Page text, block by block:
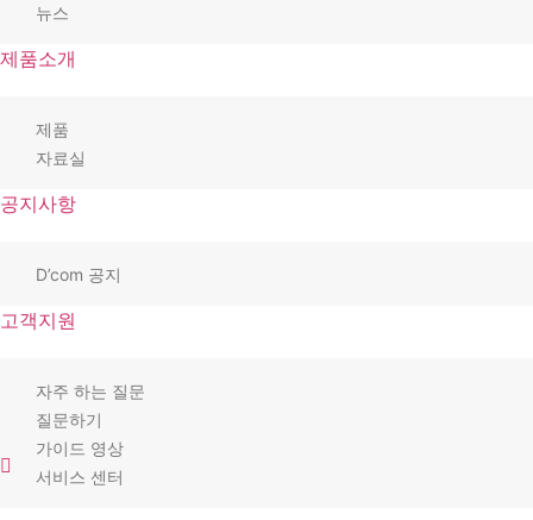
뉴스
제품소개
제품
자료실
공지사항
D’com 공지
고객지원
자주 하는 질문
질문하기
가이드 영상
서비스 센터